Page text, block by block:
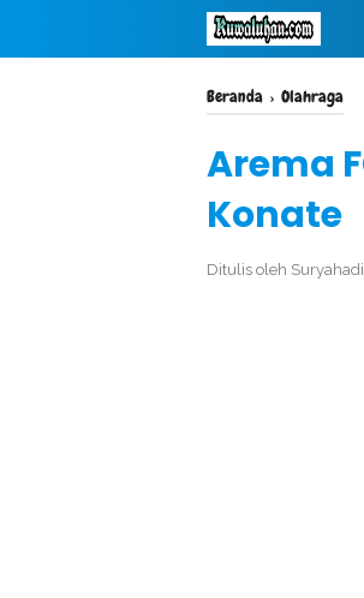
MAHABARATA
Beranda › Olahraga
Arema
Konate
Ditulis oleh Suryahadi